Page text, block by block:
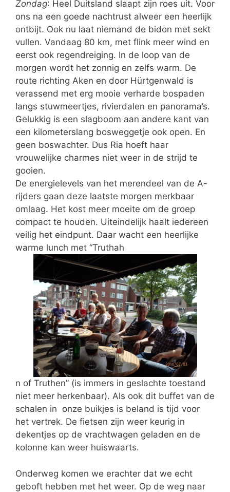
Zondag: Heel Duitsland slaapt zijn roes uit. Voor
ons na een goede nachtrust alweer een heerlijk
ontbijt. Ook nu laat niemand de bidon met sekt
vullen. Vandaag 80 km, met flink meer wind en
eerst ook regendreiging. In de loop van de
morgen wordt het zonnig en zelfs warm. De
route richting Aken en door Hürtgenwald is
verassend met erg mooie verharde bospaden
langs stuwmeertjes, rivierdalen en panorama’s.
Gelukkig is een slagboom aan andere kant van
een kilometerslang bosweggetje ook open. En
geen boswachter. Dus Ria hoeft haar
vrouwelijke charmes niet weer in de strijd te
gooien.
De energielevels van het merendeel van de A-
rijders gaan deze laatste morgen merkbaar
omlaag. Het kost meer moeite om de groep
compact te houden. Uiteindelijk haalt iedereen
veilig het eindpunt. Daar wacht een heerlijke
warme lunch met “Truthah
n of Truthen” (is immers in geslachte toestand
niet meer herkenbaar). Als ook dit buffet van de
schalen in onze buikjes is beland is tijd voor
het vertrek. De fietsen zijn weer keurig in
dekentjes op de vrachtwagen geladen en de
kolonne kan weer huiswaarts.
Onderweg komen we erachter dat we echt
geboft hebben met het weer. Op de weg naar